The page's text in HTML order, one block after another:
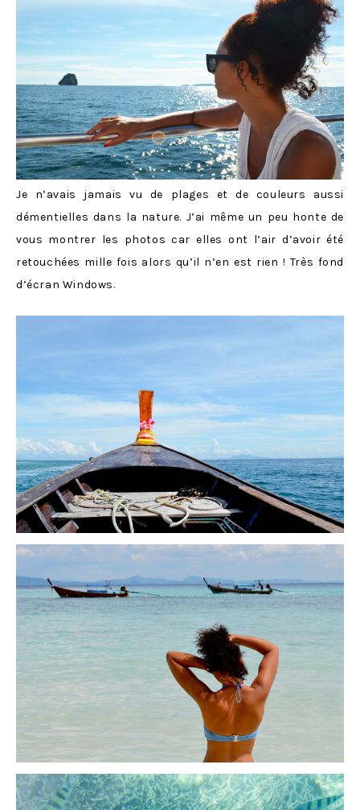
Je n’avais jamais vu de plages et de couleurs aussi
démentielles dans la nature. J’ai même un peu honte de
vous montrer les photos car elles ont l’air d’avoir été
retouchées mille fois alors qu’il n’en est rien ! Très fond
d’écran Windows.